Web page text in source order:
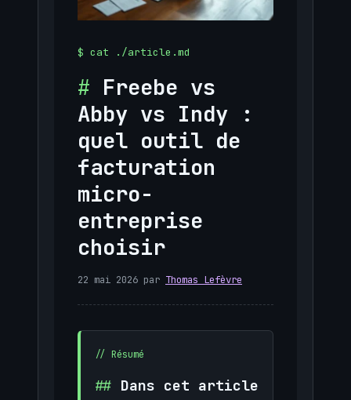
Freebe vs
Abby vs Indy :
quel outil de
facturation
micro-
entreprise
choisir
22 mai 2026 par Thomas Lefèvre
Dans cet article